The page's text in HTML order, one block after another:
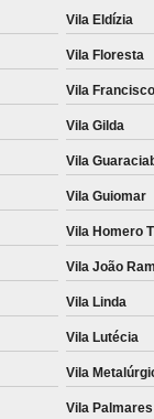
Vila Eldízia
Vila Floresta
Vila
Vila Gilda
Vila
Vila Guiomar
Vila Homero
Vila João
Vila Linda
Vila Lutécia
Vila
Vila Palmares